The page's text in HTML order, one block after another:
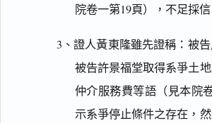
院卷一第19頁），不足採信
3、證人黃東隆雖先證稱：被
被告許景福堂取得系爭土
仲介服務費等語（見本院
示系爭停止條件之存在，